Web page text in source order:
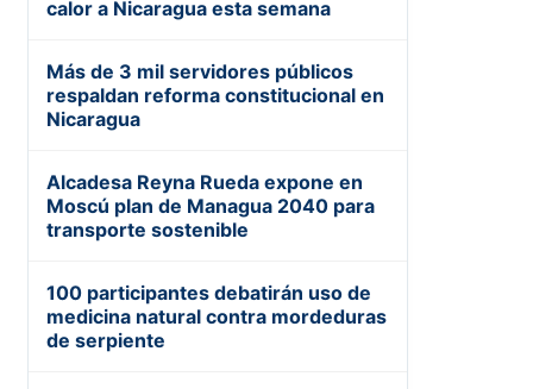
calor a Nicaragua esta semana
Más de 3 mil servidores públicos
respaldan reforma constitucional en
Nicaragua
Alcadesa Reyna Rueda expone en
Moscú plan de Managua 2040 para
transporte sostenible
100 participantes debatirán uso de
medicina natural contra mordeduras
de serpiente